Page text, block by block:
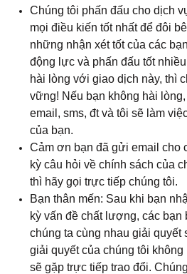
Chúng tôi phấn đấu cho dịch
mọi điều kiến tốt nhất để đôi
những nhận xét tốt của các
động lực và phấn đấu tốt
hài lòng với giao dịch này, thì
vững! Nếu bạn không hài
email, sms, đt và tôi sẽ làm
của bạn.
Cảm ơn bạn đã gửi email cho
kỳ câu hỏi về chính sách của
thì hãy gọi trực tiếp chúng tôi.
Bạn thân mến: Sau khi bạn
kỳ vấn đề chất lượng, các bạn
chúng ta cùng nhau giải quyết
giải quyết của chúng tôi
sẽ gặp trực tiếp trao đổi.